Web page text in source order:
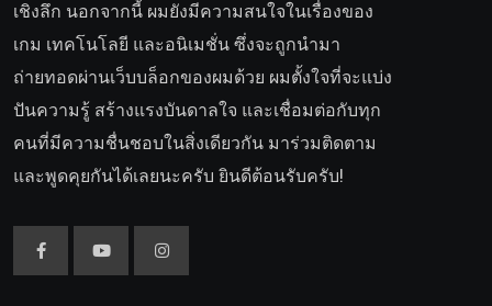
เชิงลึก นอกจากนี้ ผมยังมีความสนใจในเรื่องของ
เกม เทคโนโลยี และอนิเมชั่น ซึ่งจะถูกนำมา
ถ่ายทอดผ่านเว็บบล็อกของผมด้วย ผมตั้งใจที่จะแบ่ง
ปันความรู้ สร้างแรงบันดาลใจ และเชื่อมต่อกับทุก
คนที่มีความชื่นชอบในสิ่งเดียวกัน มาร่วมติดตาม
และพูดคุยกันได้เลยนะครับ ยินดีต้อนรับครับ!